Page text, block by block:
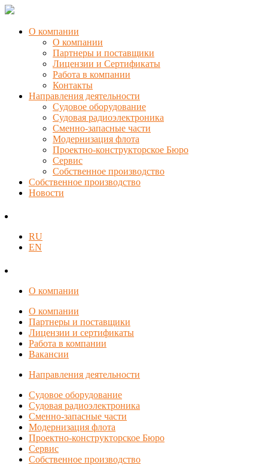
О компании
О компании
Партнеры и поставщики
Лицензии и Сертификаты
Работа в компании
Контакты
Направления деятельности
Судовое оборудование
Судовая радиоэлектроника
Сменно-запасные части
Модернизация флота
Проектно-конструкторское Бюро
Сервис
Собственное производство
Собственное производство
Новости
RU
EN
О компании
О компании
Партнеры и поставщики
Лицензии и сертификаты
Работа в компании
Вакансии
Направления деятельности
Судовое оборудование
Судовая радиоэлектроника
Сменно-запасные части
Модернизация флота
Проектно-конструкторское Бюро
Сервис
Собственное производство